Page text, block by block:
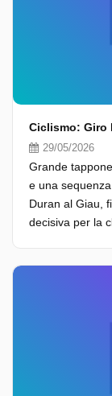
29/05/2026
Grande
e una
Duran al Giau,
decisiva per la